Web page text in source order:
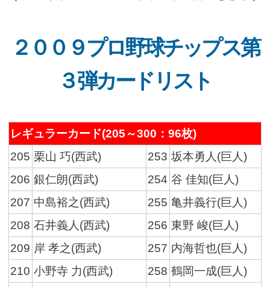
２００９プロ野球チップス第
３弾カードリスト
レギュラーカード(205～300：96枚)
205 栗山 巧(西武) 253 坂本勇人(巨人)
206 銀仁朗(西武) 254 谷 佳知(巨人)
207 中島裕之(西武) 255 亀井義行(巨人)
208 石井義人(西武) 256 東野 峻(巨人)
209 岸 孝之(西武) 257 内海哲也(巨人)
210 小野寺 力(西武) 258 鶴岡一成(巨人)